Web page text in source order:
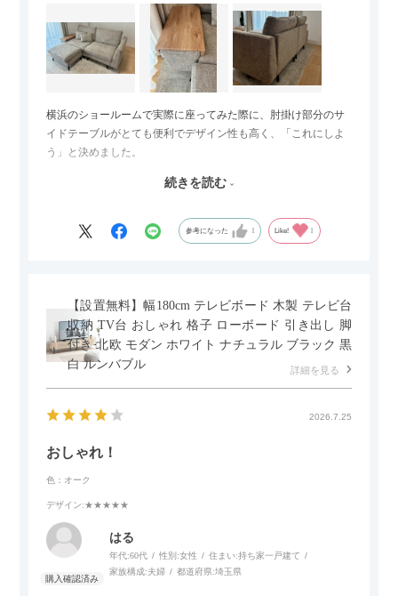
横浜のショールームで実際に座ってみた際に、肘掛け部分のサ
イドテーブルがとても便利でデザイン性も高く、「これにしよ
う」と決めました。
サイズは2.5人掛けですが、幅184cmとコンパクトなので圧迫感
グとのバランスもぴったりで、リビング全体がすっきり見えま
ないのもお気に入りのポイントです。さらに、わが家はソファ
の後ろ側を通ることも多い間取りなので、背面まできれいに仕
上げられているデザインも気に入っています。どの角度から見
ても美しく、空間の印象を損ないません。
わが家のホテルライク×ジャパンディのインテリアにも自然にな
また、カウチのように足を伸ばしてくつろげるスタイルが理想
だったので、それが叶って大満足です。オットマンは自由に動
かせるため、普段はカウチとして使い、来客時には離してスツ
ールとして使えるなど、使い勝手の良さも魅力だと感じていま
続きを読む
参考になった 1 Like! 1
【設置無料】幅180cm テレビボード 木製 テレビ台
収納 TV台 おしゃれ 格子 ローボード 引き出し 脚
付き 北欧 モダン ホワイト ナチュラル ブラック 黒
白 ルンバブル
詳細を見る
2026.7.25
おしゃれ！
色：オーク
デザイン:★★★★★
はる
年代:60代 性別:女性 住まい:持ち家一戸建て
家族構成:夫婦 都道府県:埼玉県